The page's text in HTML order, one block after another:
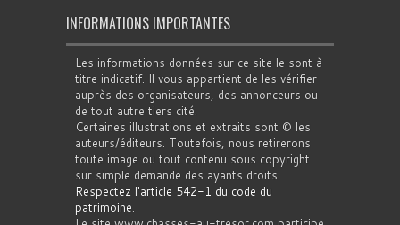
INFORMATIONS IMPORTANTES
Les informations données sur ce site le sont à
titre indicatif. Il vous appartient de les vérifier
auprès des organisateurs, des annonceurs ou
de tout autre tiers cité.
Certaines illustrations et extraits sont © les
auteurs/éditeurs. Toutefois, nous retirerons
toute image ou tout contenu sous copyright
sur simple demande des ayants droits.
Respectez l'article 542-1 du code du
patrimoine.